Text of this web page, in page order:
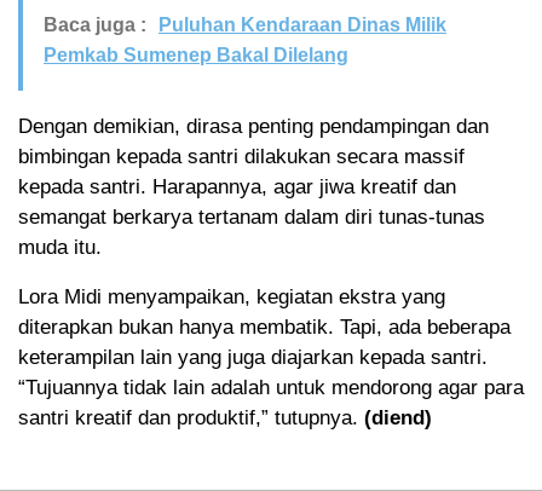
Baca juga :
Puluhan Kendaraan Dinas Milik
Pemkab Sumenep Bakal Dilelang
Dengan demikian, dirasa penting pendampingan dan
bimbingan kepada santri dilakukan secara massif
kepada santri. Harapannya, agar jiwa kreatif dan
semangat berkarya tertanam dalam diri tunas-tunas
muda itu.
Lora Midi menyampaikan, kegiatan ekstra yang
diterapkan bukan hanya membatik. Tapi, ada beberapa
keterampilan lain yang juga diajarkan kepada santri.
“Tujuannya tidak lain adalah untuk mendorong agar para
santri kreatif dan produktif,” tutupnya. (diend)